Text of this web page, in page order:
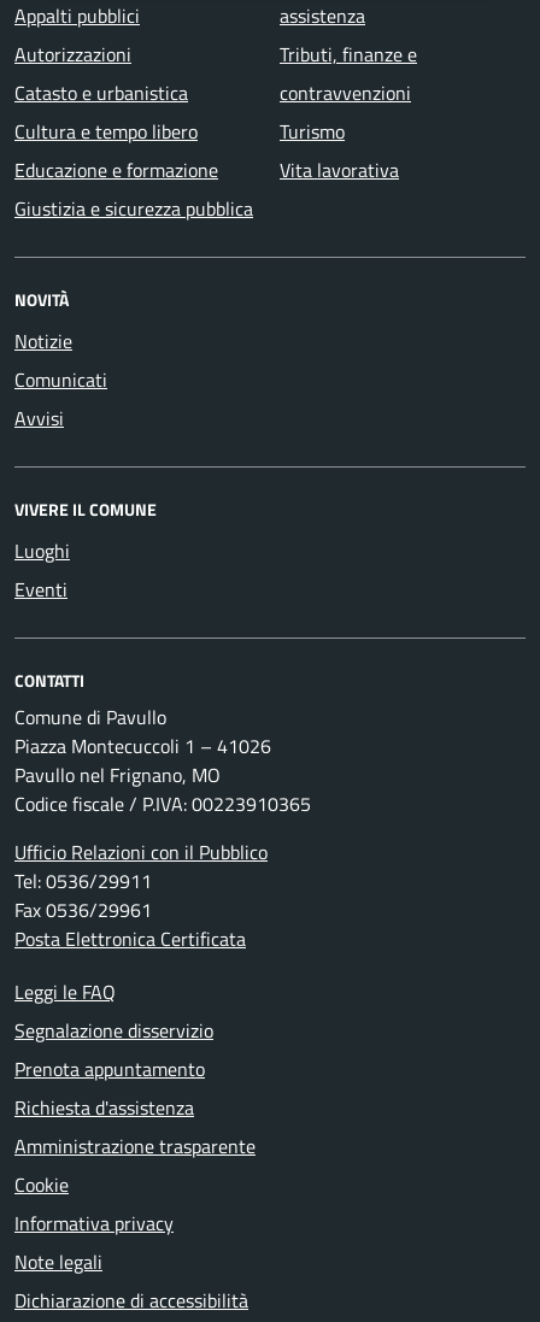
Appalti pubblici
Autorizzazioni
Catasto e urbanistica
Cultura e tempo libero
Educazione e formazione
Giustizia e sicurezza pubblica
assistenza
Tributi, finanze e
contravvenzioni
Turismo
Vita lavorativa
NOVITÀ
Notizie
Comunicati
Avvisi
VIVERE IL COMUNE
Luoghi
Eventi
CONTATTI
Comune di Pavullo
Piazza Montecuccoli 1 – 41026
Pavullo nel Frignano, MO
Codice fiscale / P.IVA: 00223910365
Ufficio Relazioni con il Pubblico
Tel: 0536/29911
Fax 0536/29961
Posta Elettronica Certificata
Leggi le FAQ
Segnalazione disservizio
Prenota appuntamento
Richiesta d'assistenza
Amministrazione trasparente
Cookie
Informativa privacy
Note legali
Dichiarazione di accessibilità